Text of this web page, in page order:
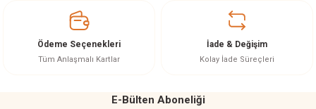
Ürün bilgilerinde hatalar bulunuyor.
Bu ürüne benzer farklı alternatifler olmalı.
Ödeme Seçenekleri
Tüm Anlaşmalı Kartlar
İade & Değişim
Kolay İade Süreçleri
E-Bülten Aboneliği